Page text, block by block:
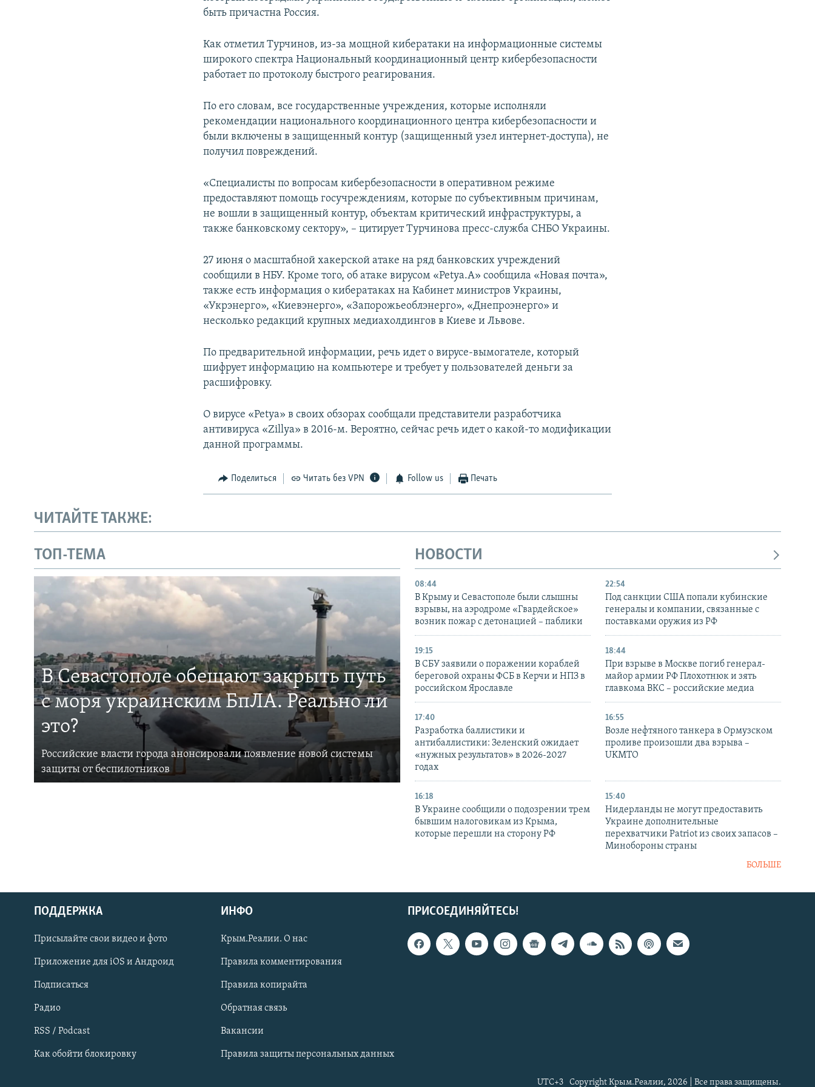
Українською
Qırımtatar
ПРИСОЕДИНЯЙТЕСЬ!
быть причастна Россия.
Как отметил Турчинов, из-за мощной кибератаки на информационные системы
широкого спектра Национальный координационный центр кибербезопасности
работает по протоколу быстрого реагирования.
По его словам, все государственные учреждения, которые исполняли
рекомендации национального координационного центра кибербезопасности и
были включены в защищенный контур (защищенный узел интернет-доступа), не
получил повреждений.
«Специалисты по вопросам кибербезопасности в оперативном режиме
предоставляют помощь госучреждениям, которые по субъективным причинам,
не вошли в защищенный контур, объектам критический инфраструктуры, а
также банковскому сектору», – цитирует Турчинова пресс-служба СНБО Украины.
27 июня о масштабной хакерской атаке на ряд банковских учреждений
сообщили в НБУ. Кроме того, об атаке вирусом «Petya.A» сообщила «Новая почта»,
также есть информация о кибератаках на Кабинет министров Украины,
«Укрэнерго», «Киевэнерго», «Запорожьеоблэнерго», «Днепроэнерго» и
несколько редакций крупных медиахолдингов в Киеве и Львове.
По предварительной информации, речь идет о вирусе-вымогателе, который
шифрует информацию на компьютере и требует у пользователей деньги за
расшифровку.
О вирусе «Petya» в своих обзорах сообщали представители разработчика
антивируса «Zillya» в 2016-м. Вероятно, сейчас речь идет о какой-то модификации
данной программы.
Поделиться Читать без VPN Follow us Печать
ЧИТАЙТЕ ТАКЖЕ:
ТОП-ТЕМА
В Севастополе обещают закрыть путь
с моря украинским БпЛА. Реально ли
это?
Российские власти города анонсировали появление новой системы
защиты от беспилотников
НОВОСТИ
08:44
В Крыму и Севастополе были слышны
взрывы, на аэродроме «Гвардейское»
возник пожар с детонацией – паблики
22:54
Под санкции США попали кубинские
генералы и компании, связанные с
поставками оружия из РФ
19:15
В СБУ заявили о поражении кораблей
береговой охраны ФСБ в Керчи и НПЗ в
российском Ярославле
18:44
При взрыве в Москве погиб генерал-
майор армии РФ Плохотнюк и зять
главкома ВКС – российские медиа
17:40
Разработка баллистики и
антибаллистики: Зеленский ожидает
«нужных результатов» в 2026-2027
годах
16:55
Возле нефтяного танкера в Ормузском
проливе произошли два взрыва –
UKMTO
16:18
В Украине сообщили о подозрении трем
бывшим налоговикам из Крыма,
которые перешли на сторону РФ
15:40
Нидерланды не могут предоставить
Украине дополнительные
перехватчики Patriot из своих запасов –
Минобороны страны
БОЛЬШЕ
ПРИСОЕДИНЯЙТЕСЬ!
ПОДДЕРЖКА
Присылайте свои видео и фото
Приложение для iOS и Андроид
Подписаться
Радио
RSS / Podcast
Как обойти блокировку
ИНФО
Крым.Реалии. О нас
Правила комментирования
Правила копирайта
Обратная связь
Вакансии
Правила защиты персональных данных
Copyright Крым.Реалии, 2026 | Все права защищены.
UTC+3